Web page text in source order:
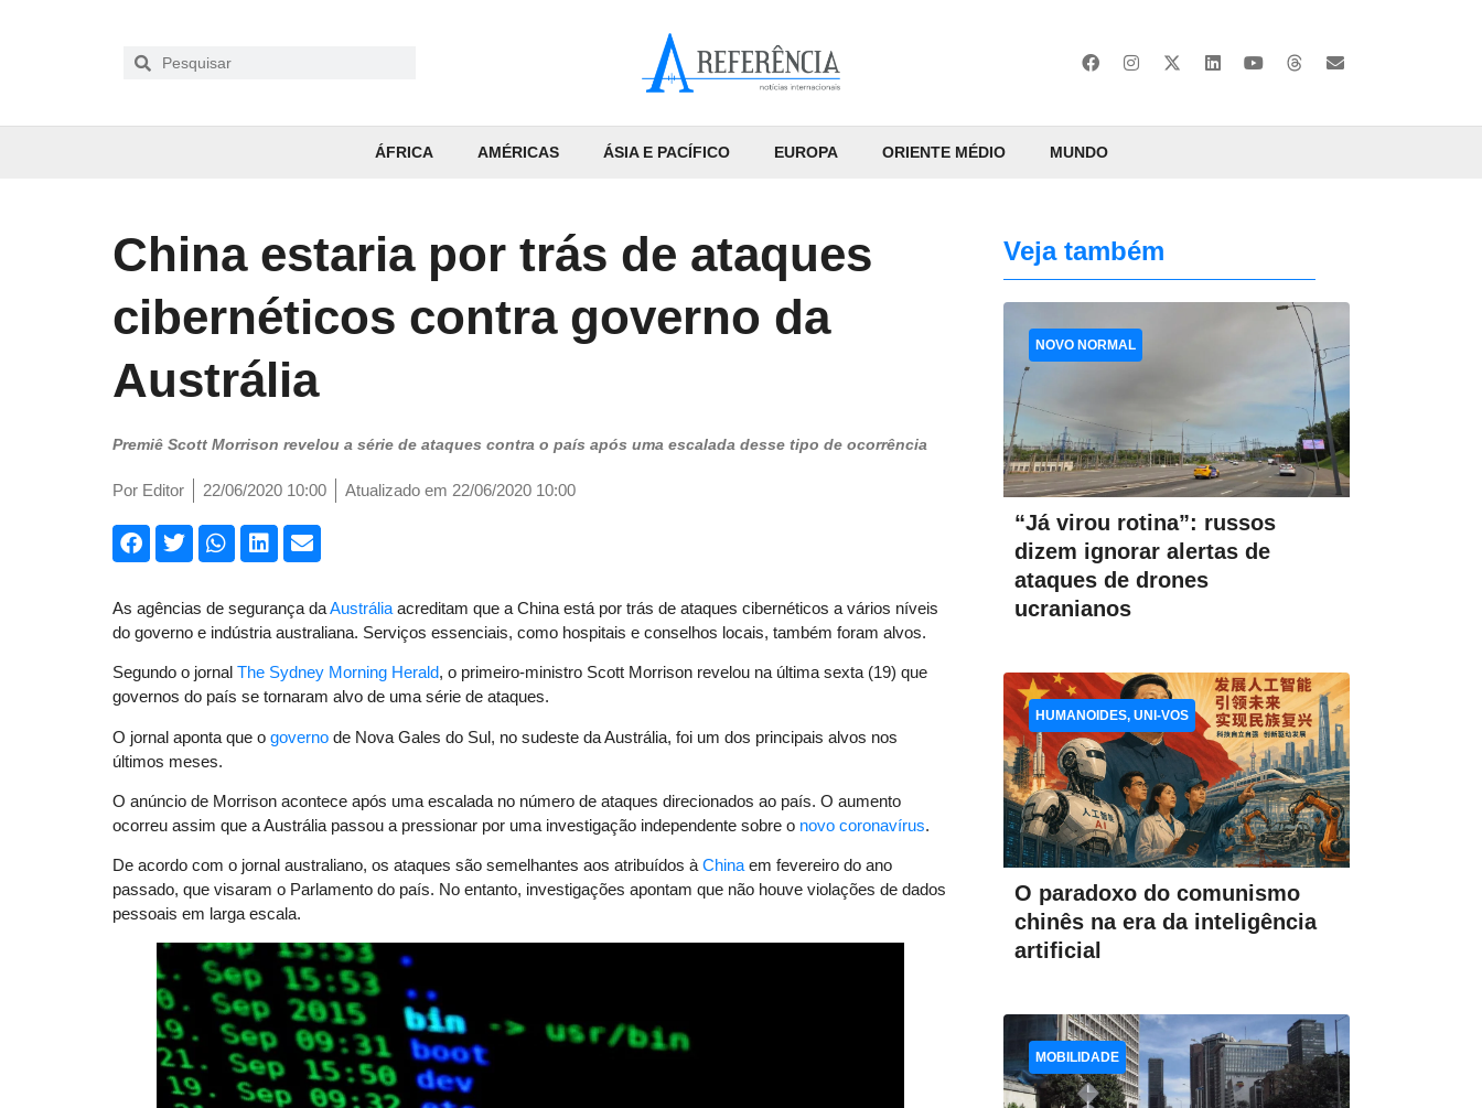
ÁFRICA AMÉRICAS ÁSIA E PACÍFICO EUROPA ORIENTE MÉDIO MUNDO
China estaria por trás de ataques
cibernéticos contra governo da
Austrália
Premiê Scott Morrison revelou a série de ataques contra o país após uma escalada desse tipo de ocorrência
Por Editor 22/06/2020 10:00 Atualizado em 22/06/2020 10:00
As agências de segurança daAustrália acreditam que a China está por trás de ataques cibernéticos a vários níveis
do governo e indústria australiana. Serviços essenciais, como hospitais e conselhos locais, também foram alvos.
Segundo o jornal The Sydney Morning Herald, o primeiro-ministro Scott Morrison revelou na última sexta (19) que
governos do país se tornaram alvo de uma série de ataques.
O jornal aponta que o governo de Nova Gales do Sul, no sudeste da Austrália, foi um dos principais alvos nos
últimos meses.
O anúncio de Morrison acontece após uma escalada no número de ataques direcionados ao país. O aumento
ocorreu assim que a Austrália passou a pressionar por uma investigação independente sobre o novo coronavírus.
De acordo com o jornal australiano, os ataques são semelhantes aos atribuídos àChinaem fevereiro do ano
passado, que visaram o Parlamento do país. No entanto, investigações apontam que não houve violações de dados
pessoais em larga escala.
Veja também
“Já virou rotina”: russos
dizem ignorar alertas de
ataques de drones
ucranianos
NOVO NORMAL
O paradoxo do comunismo
chinês na era da inteligência
artificial
HUMANOIDES, UNI-VOS
MOBILIDADE